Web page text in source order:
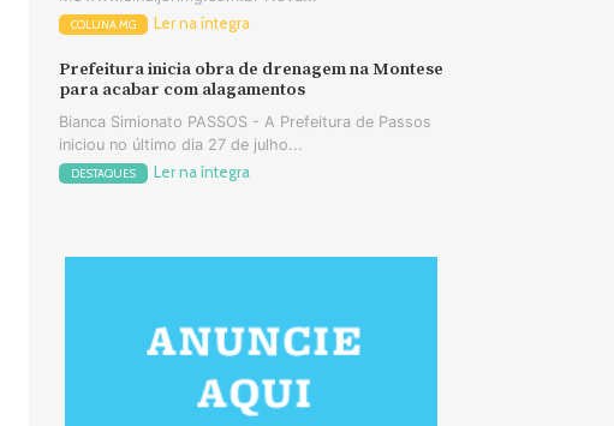
COLUNA MG Ler na íntegra
Prefeitura inicia obra de drenagem na Montese
para acabar com alagamentos
Bianca Simionato PASSOS - A Prefeitura de Passos
iniciou no último dia 27 de julho...
DESTAQUES Ler na íntegra